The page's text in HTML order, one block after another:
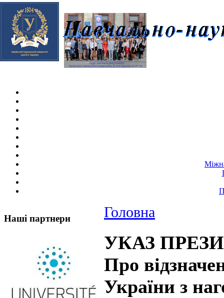
Skip navigation
Наші партнери Головна
УКАЗ
Про
України з